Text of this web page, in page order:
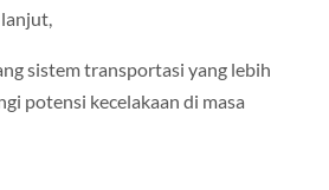
sistem transportasi yang lebih
potensi kecelakaan di masa